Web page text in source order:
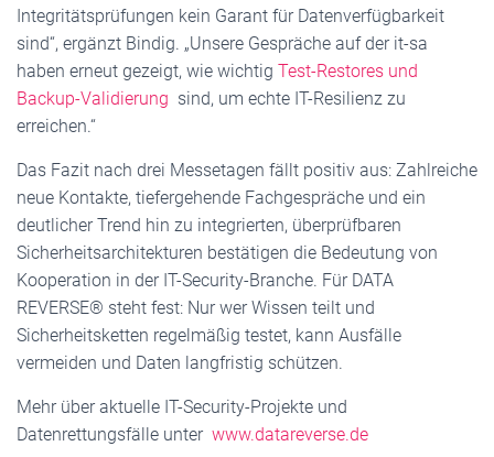
Integritätsprüfungen kein Garant für Datenverfügbarkeit
sind“, ergänzt Bindig. „Unsere Gespräche auf der it-sa
haben erneut gezeigt, wie wichtig Test-Restores und
Backup-Validierung sind, um echte IT-Resilienz zu
erreichen.“
Das Fazit nach drei Messetagen fällt positiv aus: Zahlreiche
neue Kontakte, tiefergehende Fachgespräche und ein
deutlicher Trend hin zu integrierten, überprüfbaren
Sicherheitsarchitekturen bestätigen die Bedeutung von
Kooperation in der IT-Security-Branche. Für DATA
REVERSE® steht fest: Nur wer Wissen teilt und
Sicherheitsketten regelmäßig testet, kann Ausfälle
vermeiden und Daten langfristig schützen.
Mehr über aktuelle IT-Security-Projekte und
Datenrettungsfälle unter www.datareverse.de